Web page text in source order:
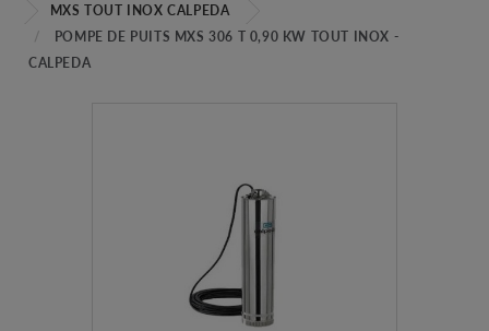
MXS TOUT INOX CALPEDA
POMPE DE PUITS MXS 306 T 0,90 KW TOUT INOX -
CALPEDA